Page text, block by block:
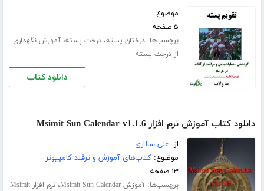
موضوع:
۵ صفحه
برچسب‌ها:درختان پسته،درخت پسته،آموزش نگهداری
از درخت پسته
دانلود کتاب
دانلود کتاب آموزش نرم افزار Msimit Sun Calendar v1.1.6
از: علی سالاری
موضوع:کتاب‌های آموزش و ترفند کامپیوتر
۱۳ صفحه
برچسب‌ها:آموزش Msimit Sun Calendar ،
نرم افزار Msimit